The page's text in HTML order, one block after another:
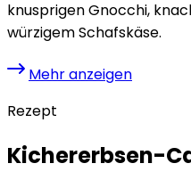
knusprigen Gnocchi,
würzigem Schafskäse.
Mehr anzeigen
Rezept
Kichererbsen-